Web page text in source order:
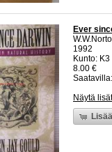
Ever
1992
Kunto:
8.00 €
Näytä